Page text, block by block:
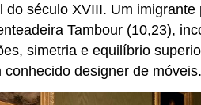
século XVIII. Um
Tambour (10,23),
simetria e equilíbrio
designer de móveis.